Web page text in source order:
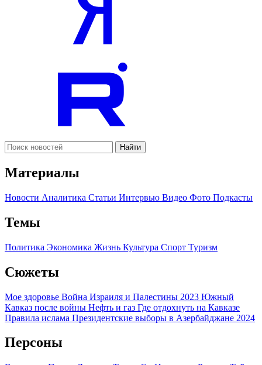
Найти
Материалы
Новости Аналитика Статьи Интервью Видео Фото Подкасты
Темы
Политика Экономика Жизнь Культура Спорт Туризм
Сюжеты
Мое здоровье Война Израиля и Палестины 2023 Южный
Кавказ после войны Нефть и газ Где отдохнуть на Кавказе
Правила ислама Президентские выборы в Азербайджане 2024
Персоны